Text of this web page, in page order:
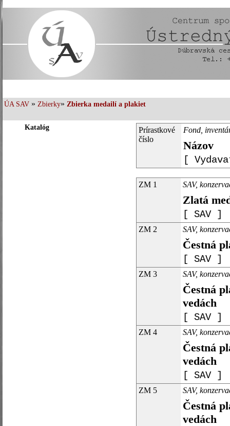
ÚA SAV » Zbierky» Zbierka medailí a plakiet
Katalóg
Prírastkové
číslo
Fond,
Názov
[
ZM 1 SAV,
Zlatá
[ SAV ]
ZM 2 SAV,
Čestná
[ SAV ]
ZM 3 SAV,
Čestná
vedách
[ SAV ]
ZM 4 SAV,
Čestná
vedách
[ SAV ]
ZM 5 SAV,
Čestná
vedách